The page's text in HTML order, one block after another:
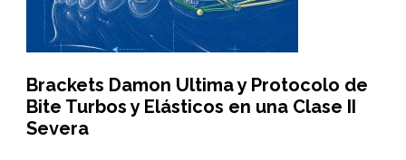
Brackets Damon Ultima y Protocolo de
Bite Turbos y Elásticos en una Clase II
Severa